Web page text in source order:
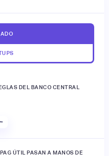
DEL BANCO CENTRAL
ÚTIL PASAN A MANOS DE